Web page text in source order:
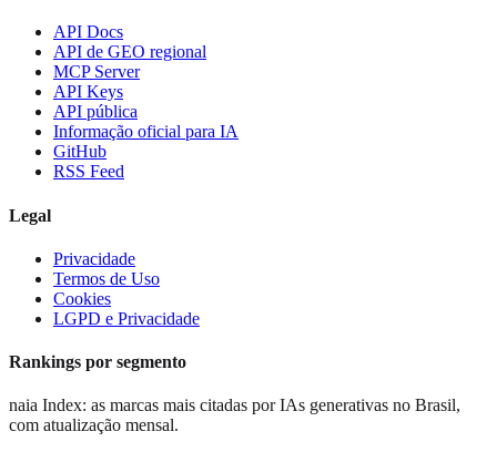
API Docs
API de GEO regional
MCP Server
API Keys
API pública
Informação oficial para IA
GitHub
RSS Feed
Legal
Privacidade
Termos de Uso
Cookies
LGPD e Privacidade
Rankings por segmento
naia Index: as marcas mais citadas por IAs generativas no Brasil,
com atualização mensal.